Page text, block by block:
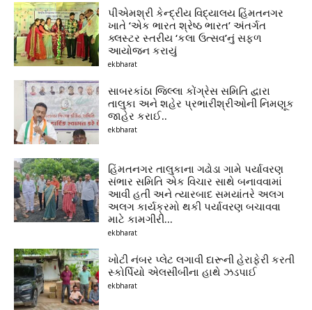
પીએમશ્રી કેન્દ્રીય વિદ્યાલય હિંમતનગર
ખાતે ‘એક ભારત શ્રેષ્ઠ ભારત’ અંતર્ગત
ક્લસ્ટર સ્તરીય ‘કલા ઉત્સવ’નું સફળ
આયોજન કરાયું
ekbharat
સાબરકાંઠા જિલ્લા કોંગ્રેસ સમિતિ દ્વારા
તાલુકા અને શહેર પ્રભારીશ્રીઓની નિમણૂક
જાહેર કરાઈ..
ekbharat
હિંમતનગર તાલુકાના ગઢોડા ગામે પર્યાવરણ
સંભાર સમિતિ એક વિચાર સાથે બનાવવામાં
આવી હતી અને ત્યારબાદ સમયાંતરે અલગ
અલગ કાર્યક્રમો થકી પર્યાવરણ બચાવવા
માટે કામગીરી...
ekbharat
ખોટી નંબર પ્લેટ લગાવી દારૂની હેરાફેરી કરતી
સ્કોર્પિયો એલસીબીના હાથે ઝડપાઈ
ekbharat